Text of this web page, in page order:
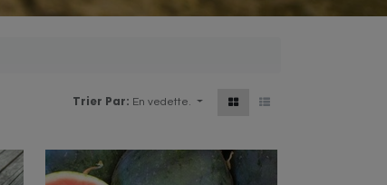
Trier Par: En vedette.